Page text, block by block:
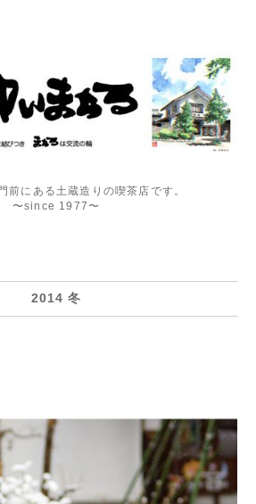
前にある土蔵造りの喫茶店です。
〜since 1977〜
2014 冬